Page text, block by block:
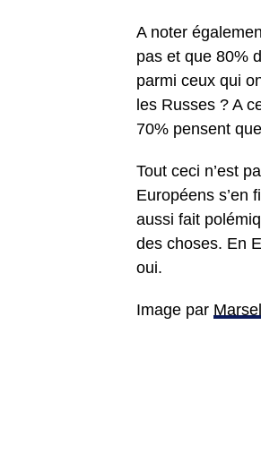
A noter
pas et que 80%
parmi ceux qui
les Russes ? A
70% pensent
Tout ceci n’est
Européens s’en
aussi fait
des choses. En
oui.
Image par